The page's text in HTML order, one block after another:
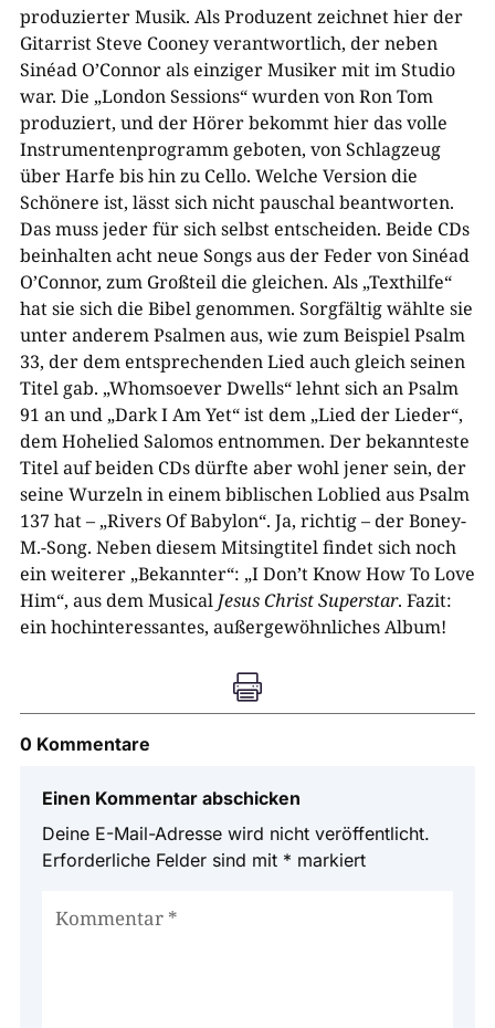
produzierter Musik. Als Produzent zeichnet hier der
Gitarrist Steve Cooney verantwortlich, der neben
Sinéad O’Connor als einziger Musiker mit im Studio
war. Die „London Sessions“ wurden von Ron Tom
produziert, und der Hörer bekommt hier das volle
Instrumentenprogramm geboten, von Schlagzeug
über Harfe bis hin zu Cello. Welche Version die
Schönere ist, lässt sich nicht pauschal beantworten.
Das muss jeder für sich selbst entscheiden. Beide CDs
beinhalten acht neue Songs aus der Feder von Sinéad
O’Connor, zum Großteil die gleichen. Als „Texthilfe“
hat sie sich die Bibel genommen. Sorgfältig wählte sie
unter anderem Psalmen aus, wie zum Beispiel Psalm
33, der dem entsprechenden Lied auch gleich seinen
Titel gab. „Whomsoever Dwells“ lehnt sich an Psalm
91 an und „Dark I Am Yet“ ist dem „Lied der Lieder“,
dem Hohelied Salomos entnommen. Der bekannteste
Titel auf beiden CDs dürfte aber wohl jener sein, der
seine Wurzeln in einem biblischen Loblied aus Psalm
137 hat – „Rivers Of Babylon“. Ja, richtig – der Boney-
M.-Song. Neben diesem Mitsingtitel findet sich noch
ein weiterer „Bekannter“: „I Don’t Know How To Love
Him“, aus dem Musical Jesus Christ Superstar. Fazit:
ein hochinteressantes, außergewöhnliches Album!

0 Kommentare
Einen Kommentar abschicken
Deine E-Mail-Adresse wird nicht veröffentlicht.
Erforderliche Felder sind mit * markiert